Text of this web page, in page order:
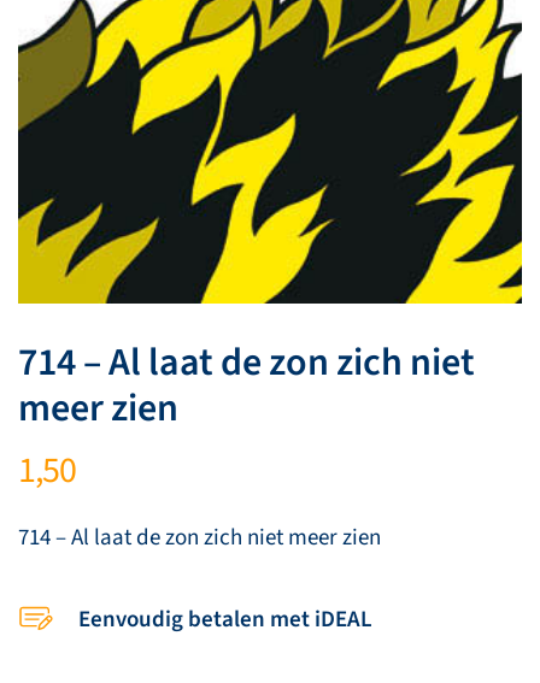
714 – Al laat de zon zich niet
meer zien
1,50
714 – Al laat de zon zich niet meer zien
Eenvoudig betalen met iDEAL